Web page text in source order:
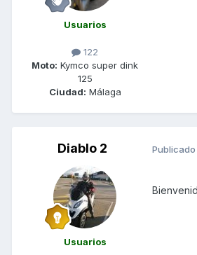
Usuarios
122
Moto: Kymco super dink
125
Ciudad: Málaga
Diablo 2
Usuarios
Publicado